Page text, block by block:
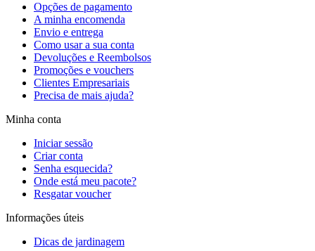
Opções de pagamento
A minha encomenda
Envio e entrega
Como usar a sua conta
Devoluções e Reembolsos
Promoções e vouchers
Clientes Empresariais
Precisa de mais ajuda?
Minha conta
Iniciar sessão
Criar conta
Senha esquecida?
Onde está meu pacote?
Resgatar voucher
Informações úteis
Dicas de jardinagem